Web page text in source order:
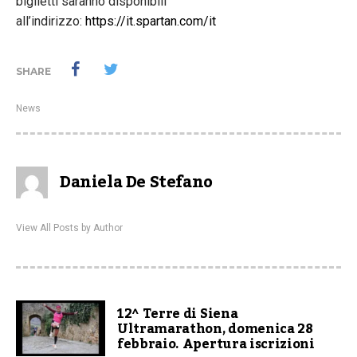
all’indirizzo: https://it.spartan.com/it
SHARE
News
Daniela De Stefano
View All Posts by Author
12^ Terre di Siena
Ultramarathon, domenica 28
febbraio. Apertura iscrizioni